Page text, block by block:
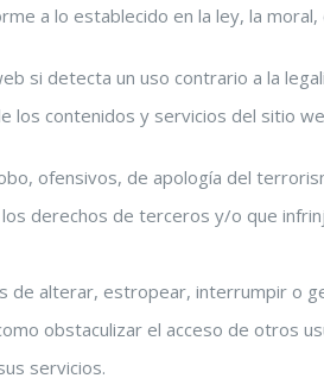
a lo establecido en la ley, la
si detecta un uso contrario a la
los contenidos y servicios del sitio
ofensivos, de apología del
derechos de terceros y/o que
de alterar, estropear, interrumpir o
obstaculizar el acceso de otros
servicios.